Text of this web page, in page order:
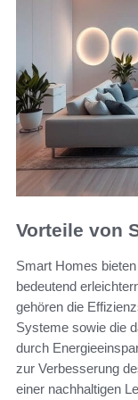
Vorteile von
Smart Homes
bedeutend
gehören die
Systeme sowie die
durch
zur Verbesserung
einer nachhaltigen